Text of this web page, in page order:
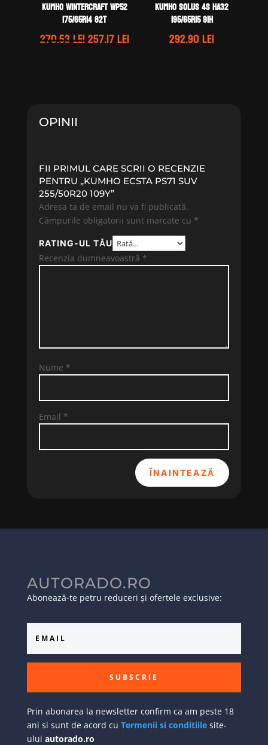
Kumho WINTERCRAFT WP52
175/65R14 82T
270.53leiPrețul
257.17leiPrețul
Kumho SOLUS 4S HA32
195/65R15 91H
292.90lei
OPINII
FII PRIMUL CARE SCRII O RECENZIE
PENTRU „KUMHO ECSTA PS71 SUV
255/50R20 109Y”
Adresa ta de email nu va fi publicată.
Câmpurile obligatorii sunt marcate cu *
RATING-UL TĂU
Recenzia dumneavoastră *
Nume *
Email *
ÎNAINTEAZĂ
AUTORADO.RO
Abonează-te petru reduceri și ofertele exclusive:
SUBSCRIE
Prin abonarea la newsletter confirm ca am peste 18
ani si sunt de acord cu Termenii si conditiilesite-
ului autorado.ro